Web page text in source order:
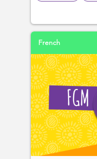
French